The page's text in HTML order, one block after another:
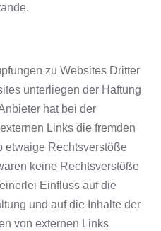
zu Websites Dritter
unterliegen der Haftung
hat bei der
Links die fremden
etwaige Rechtsverstöße
keine Rechtsverstöße
Einfluss auf die
und auf die Inhalte der
von externen Links